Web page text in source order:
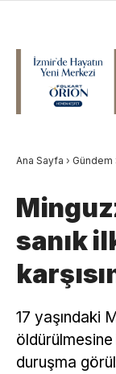
Ana Sayfa › Gündem
sanık
17 yaşındaki
duruşma